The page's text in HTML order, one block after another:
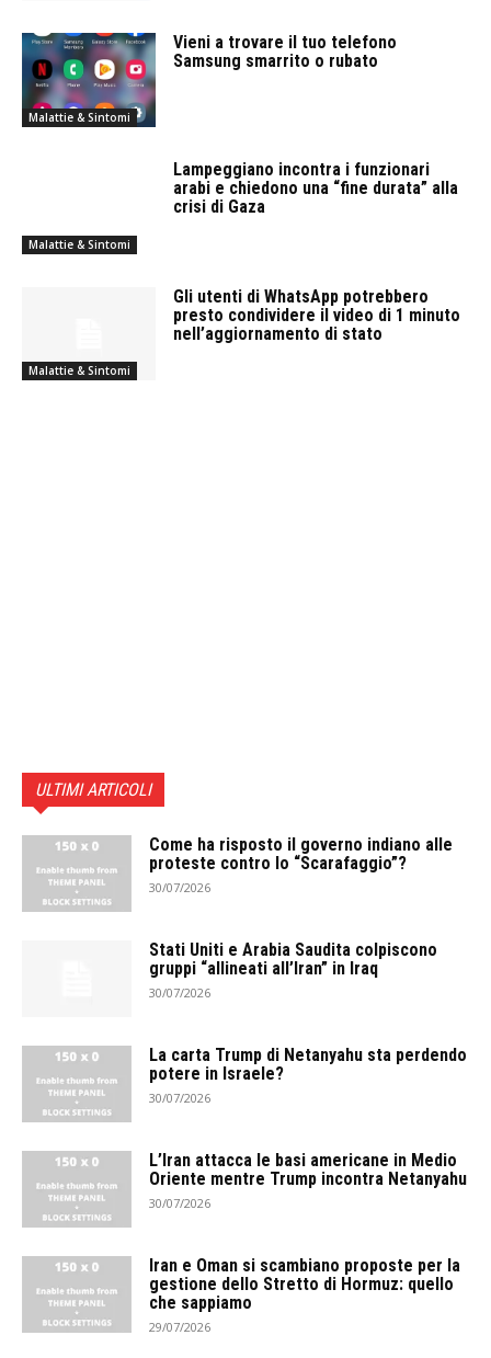
Malattie & Sintomi
Vieni a trovare il tuo telefono
Samsung smarrito o rubato
Malattie & Sintomi
Lampeggiano incontra i funzionari
arabi e chiedono una “fine durata” alla
crisi di Gaza
Malattie & Sintomi
Gli utenti di WhatsApp potrebbero
presto condividere il video di 1 minuto
nell’aggiornamento di stato
ULTIMI ARTICOLI
Come ha risposto il governo indiano alle
proteste contro lo “Scarafaggio”?
30/07/2026
Stati Uniti e Arabia Saudita colpiscono
gruppi “allineati all’Iran” in Iraq
30/07/2026
La carta Trump di Netanyahu sta perdendo
potere in Israele?
30/07/2026
L’Iran attacca le basi americane in Medio
Oriente mentre Trump incontra Netanyahu
30/07/2026
Iran e Oman si scambiano proposte per la
gestione dello Stretto di Hormuz: quello
che sappiamo
29/07/2026